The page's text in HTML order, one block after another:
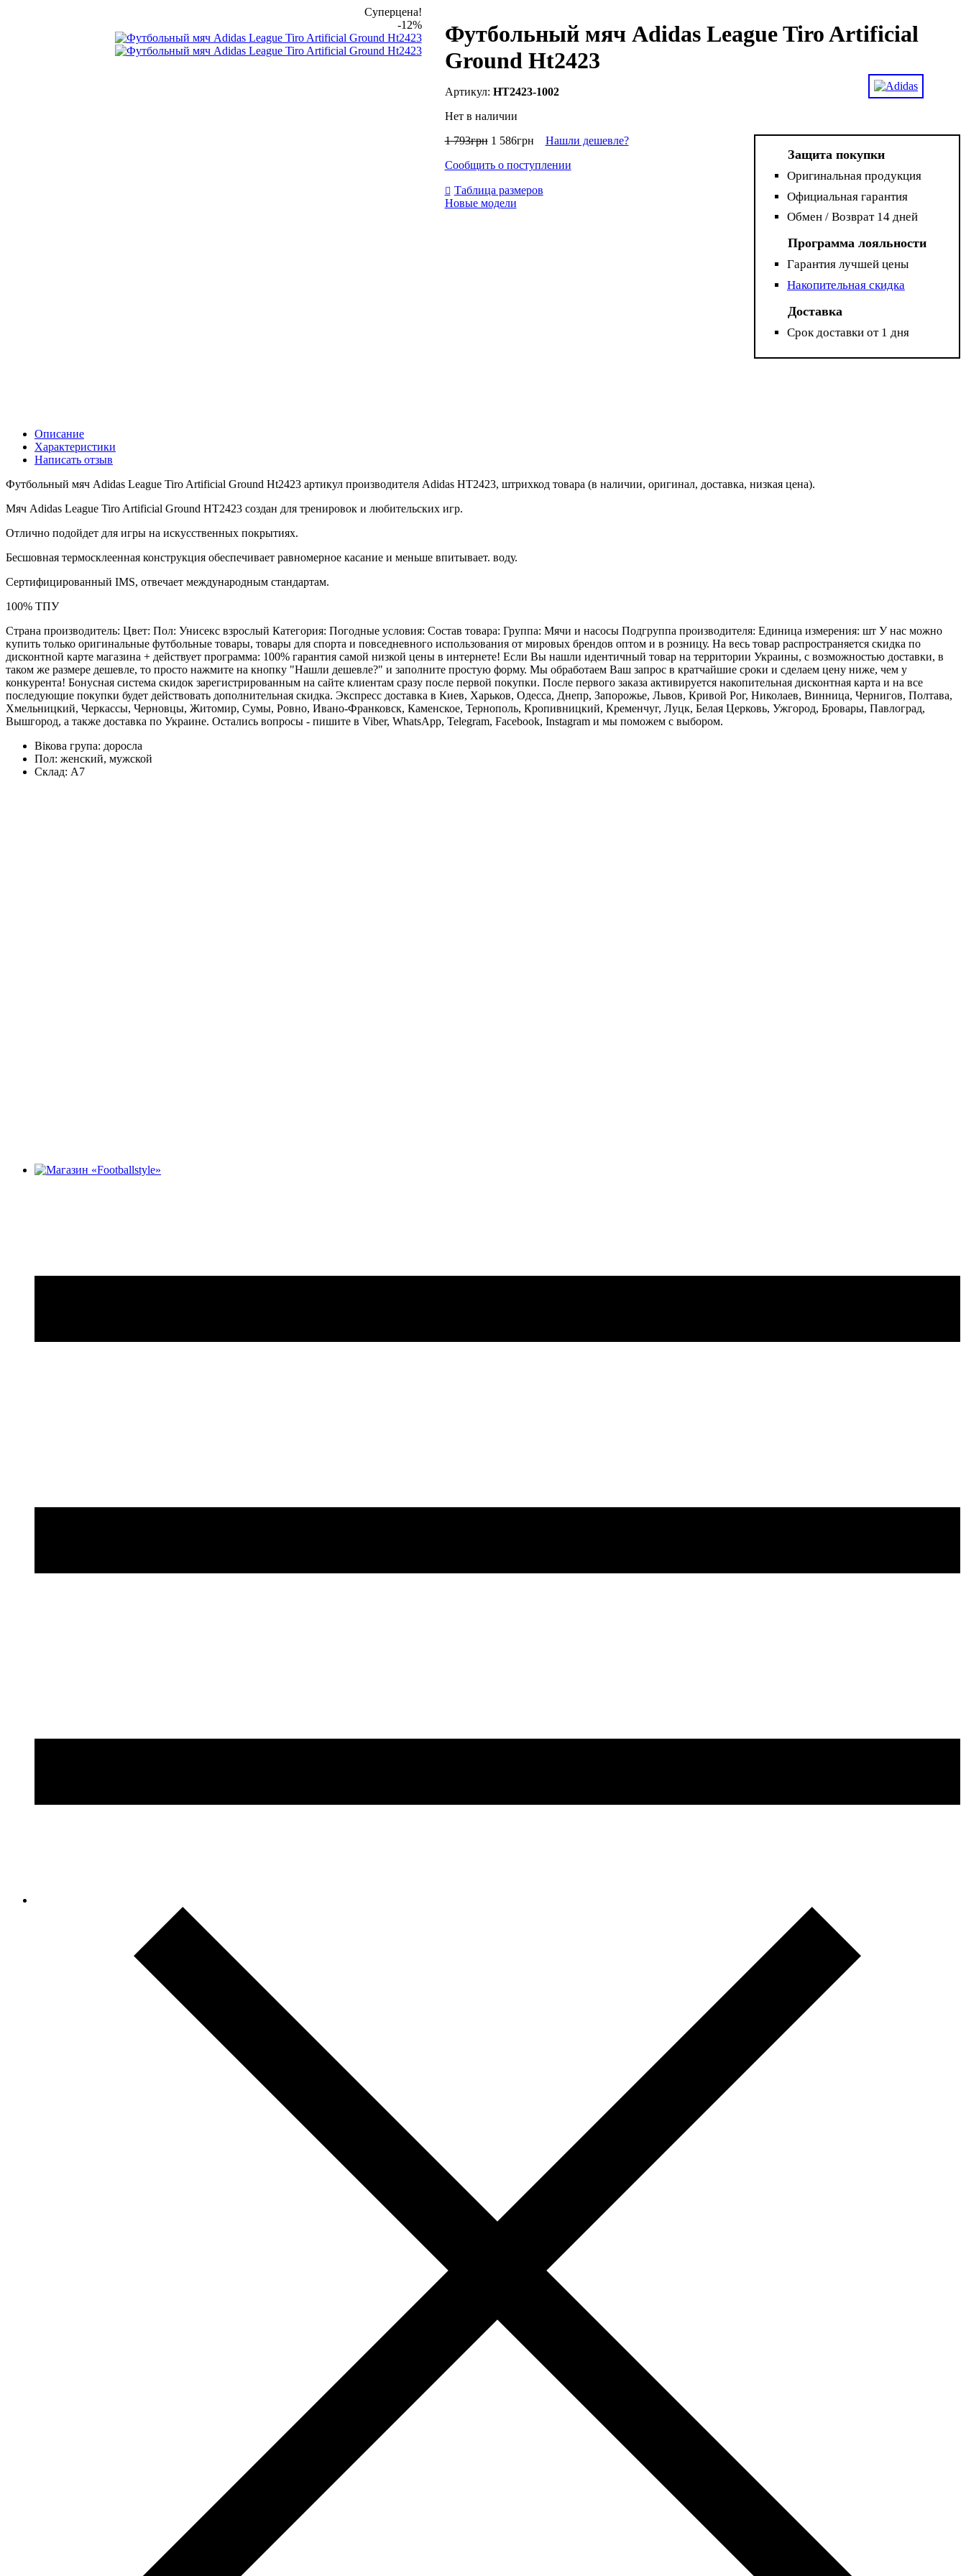
Суперцена!
-12%
Футбольный мяч Adidas League Tiro Artificial
Ground Ht2423
HT2423-1002
Нет в наличии
1 793грн 1 586грн
Нашли дешевле?
Сообщить о поступлении
Таблица размеров
Новые модели
Защита покупки
Оригинальная продукция
Официальная гарантия
Обмен / Возврат 14 дней
Программа лояльности
Гарантия лучшей цены
Накопительная скидка
Доставка
Срок доставки от 1 дня
Описание
Характеристики
Написать отзыв
Футбольный мяч Adidas League Tiro Artificial Ground Ht2423 артикул производителя Adidas HT2423, штрихкод товара (в наличии, оригинал, доставка, низкая цена).
Мяч Adidas League Tiro Artificial Ground HT2423 создан для тренировок и любительских игр.
Отлично подойдет для игры на искусственных покрытиях.
Бесшовная термосклеенная конструкция обеспечивает равномерное касание и меньше впитывает. воду.
Сертифицированный IMS, отвечает международным стандартам.
100% ТПУ
Страна производитель: Цвет: Пол: Унисекс взрослый Категория: Погодные условия: Состав товара: Группа: Мячи и насосы Подгруппа производителя: Единица измерения: шт У нас можно
купить только оригинальные футбольные товары, товары для спорта и повседневного использования от мировых брендов оптом и в розницу. На весь товар распространяется скидка по
дисконтной карте магазина + действует программа: 100% гарантия самой низкой цены в интернете! Если Вы нашли идентичный товар на территории Украины, с возможностью доставки, в
таком же размере дешевле, то просто нажмите на кнопку "Нашли дешевле?" и заполните простую форму. Мы обработаем Ваш запрос в кратчайшие сроки и сделаем цену ниже, чем у
конкурента! Бонусная система скидок зарегистрированным на сайте клиентам сразу после первой покупки. После первого заказа активируется накопительная дисконтная карта и на все
последующие покупки будет действовать дополнительная скидка. Экспресс доставка в Киев, Харьков, Одесса, Днепр, Запорожье, Львов, Кривой Рог, Николаев, Винница, Чернигов, Полтава,
Хмельницкий, Черкассы, Черновцы, Житомир, Сумы, Ровно, Ивано-Франковск, Каменское, Тернополь, Кропивницкий, Кременчуг, Луцк, Белая Церковь, Ужгород, Бровары, Павлоград,
Вышгород, а также доставка по Украине. Остались вопросы - пишите в Viber, WhatsApp, Telegram, Facebook, Instagram и мы поможем с выбором.
Вікова група: доросла
Пол: женский, мужской
Склад: А7